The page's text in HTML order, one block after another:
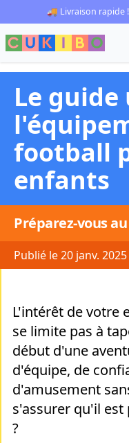
🚚 Livraison rapide
Le
football
enfants
Préparez-vous au
Publié le 20 janv. 2025
L'intérêt de votre
se limite pas à
début d'une
d'équipe, de
d'amusement
s'assurer qu'il
?